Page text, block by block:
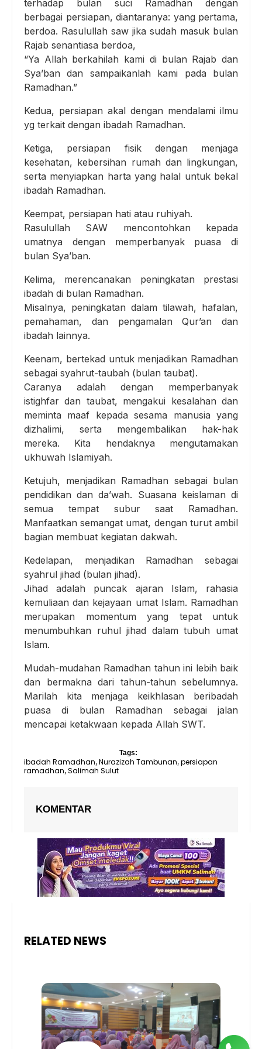
terhadap bulan suci Ramadhan dengan
berbagai persiapan, diantaranya: yang pertama,
berdoa. Rasulullah saw jika sudah masuk bulan
Rajab senantiasa berdoa,
“Ya Allah berkahilah kami di bulan Rajab dan
Sya’ban dan sampaikanlah kami pada bulan
Ramadhan.”
Kedua, persiapan akal dengan mendalami ilmu
yg terkait dengan ibadah Ramadhan.
Ketiga, persiapan fisik dengan menjaga
kesehatan, kebersihan rumah dan lingkungan,
serta menyiapkan harta yang halal untuk bekal
ibadah Ramadhan.
Keempat, persiapan hati atau ruhiyah.
Rasulullah SAW mencontohkan kepada
umatnya dengan memperbanyak puasa di
bulan Sya’ban.
Kelima, merencanakan peningkatan prestasi
ibadah di bulan Ramadhan.
Misalnya, peningkatan dalam tilawah, hafalan,
pemahaman, dan pengamalan Qur’an dan
ibadah lainnya.
Keenam, bertekad untuk menjadikan Ramadhan
sebagai syahrut-taubah (bulan taubat).
Caranya adalah dengan memperbanyak
istighfar dan taubat, mengakui kesalahan dan
meminta maaf kepada sesama manusia yang
dizhalimi, serta mengembalikan hak-hak
mereka. Kita hendaknya mengutamakan
ukhuwah Islamiyah.
Ketujuh, menjadikan Ramadhan sebagai bulan
pendidikan dan da’wah. Suasana keislaman di
semua tempat subur saat Ramadhan.
Manfaatkan semangat umat, dengan turut ambil
bagian membuat kegiatan dakwah.
Kedelapan, menjadikan Ramadhan sebagai
syahrul jihad (bulan jihad).
Jihad adalah puncak ajaran Islam, rahasia
kemuliaan dan kejayaan umat Islam. Ramadhan
merupakan momentum yang tepat untuk
menumbuhkan ruhul jihad dalam tubuh umat
Islam.
Mudah-mudahan Ramadhan tahun ini lebih baik
dan bermakna dari tahun-tahun sebelumnya.
Marilah kita menjaga keikhlasan beribadah
puasa di bulan Ramadhan sebagai jalan
mencapai ketakwaan kepada Allah SWT.
Tags:
ibadah Ramadhan, Nurazizah Tambunan, persiapan
ramadhan, Salimah Sulut
KOMENTAR
RELATED NEWS